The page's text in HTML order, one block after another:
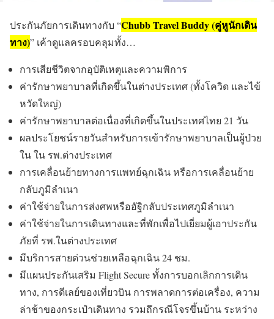
ประกันภัยการเดินทางกับ “Chubb Travel Buddy (คู่หูนักเดิน
ทาง)” เค้าดูแลครอบคลุมทั้ง…
การเสียชีวิตจากอุบัติเหตุและความพิการ
ค่ารักษาพยาบาลที่เกิดขึ้นในต่างประเทศ (ทั้งโควิด และไข้
หวัดใหญ่)
ค่ารักษาพยาบาลต่อเนื่องที่เกิดขึ้นในประเทศไทย 21 วัน
ผลประโยชน์รายวันสำหรับการเข้ารักษาพยาบาลเป็นผู้ป่วย
ใน ใน รพ.ต่างประเทศ
การเคลื่อนย้ายทางการแพทย์ฉุกเฉิน หรือการเคลื่อนย้าย
กลับภูมิลำเนา
ค่าใช้จ่ายในการส่งศพหรืออัฐิกลับประเทศภูมิลำเนา
ค่าใช้จ่ายในการเดินทางและที่พักเพื่อไปเยี่ยมผู้เอาประกัน
ภัยที่ รพ.ในต่างประเทศ
มีบริการสายด่วนช่วยเหลือฉุกเฉิน 24 ชม.
มีแผนประกันเสริม Flight Secure ทั้งการบอกเลิกการเดิน
ทาง, การดีเลย์ของเที่ยวบิน การพลาดการต่อเครื่อง, ความ
ล่าช้าของกระเป๋าเดินทาง รวมถึกรณีโจรขึ้นบ้าน ระหว่าง